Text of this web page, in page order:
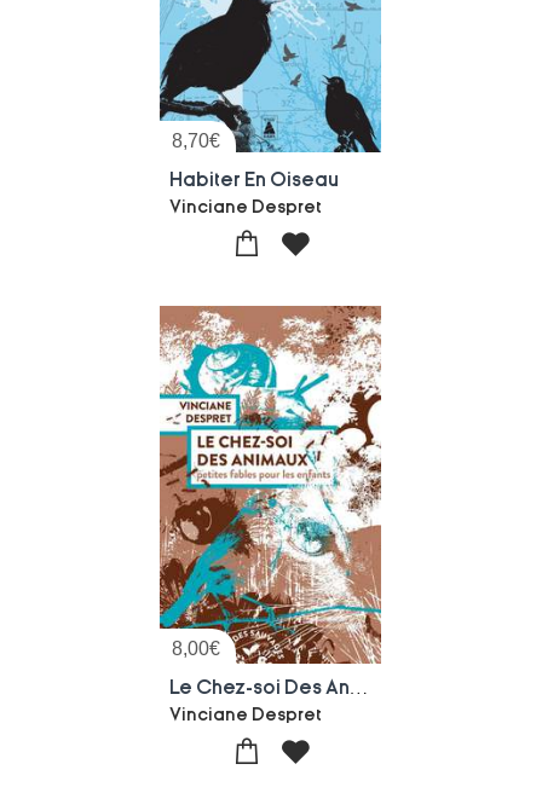
8,70€
Habiter En Oiseau
Vinciane Despret
8,00€
Vinciane Despret